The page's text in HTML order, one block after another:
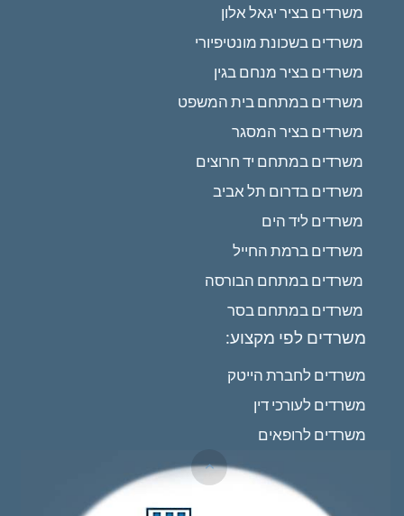
משרדים בציר יגאל אלון
משרדים בשכונת מונטיפיורי
משרדים בציר מנחם בגין
משרדים במתחם בית המשפט
משרדים בציר המסגר
משרדים במתחם יד חרוצים
משרדים בדרום תל אביב
משרדים ליד הים
משרדים ברמת החייל
משרדים במתחם הבורסה
משרדים במתחם בסר
משרדים לפי מקצוע:
משרדים לחברת הייטק
משרדים לעורכי דין
משרדים לרופאים